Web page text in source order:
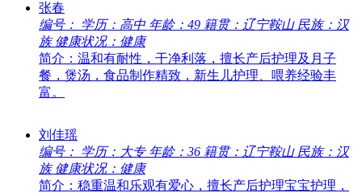
张春
编号： 学历：高中 年龄：49 籍贯：辽宁鞍山 民族：汉
族 健康状况：健康
简介：温和有耐性，干净利落，擅长产后护理及月子
餐，煲汤，食品制作精致，新生儿护理、喂养经验丰
富。
刘佳瑶
编号： 学历：大专 年龄：36 籍贯：辽宁鞍山 民族：汉
族 健康状况：健康
简介：稳重温和乐观有爱心，擅长产后护理宝宝护理，